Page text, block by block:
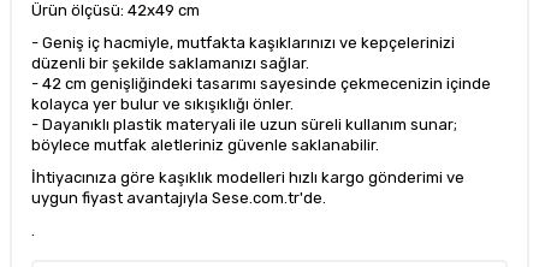
Ürün ölçüsü: 42x49 cm
- Geniş iç hacmiyle, mutfakta kaşıklarınızı ve kepçelerinizi
düzenli bir şekilde saklamanızı sağlar.
- 42 cm genişliğindeki tasarımı sayesinde çekmecenizin içinde
kolayca yer bulur ve sıkışıklığı önler.
- Dayanıklı plastik materyali ile uzun süreli kullanım sunar;
böylece mutfak aletleriniz güvenle saklanabilir.
İhtiyacınıza göre kaşıklık modelleri hızlı kargo gönderimi ve
uygun fiyast avantajıyla Sese.com.tr'de.
.